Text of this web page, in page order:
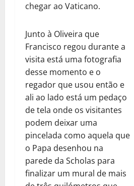
chegar ao Vaticano.
Junto à Oliveira que
Francisco regou durante a
visita está uma fotografia
desse momento e o
regador que usou então e
ali ao lado está um pedaço
de tela onde os visitantes
podem deixar uma
pincelada como aquela que
o Papa desenhou na
parede da Scholas para
finalizar um mural de mais